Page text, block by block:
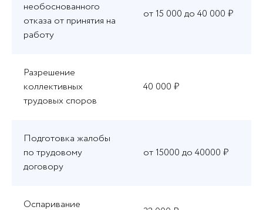
необоснованного
отказа от принятия на
работу
от 15 000 до 40 000 ₽
Разрешение
коллективных
трудовых споров
40 000 ₽
Подготовка жалобы
по трудовому
договору
от 15000 до 40000 ₽
Оспаривание